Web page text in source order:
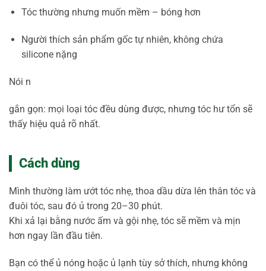
Tóc thường nhưng muốn mềm – bóng hơn
Người thích sản phẩm gốc tự nhiên, không chứa
silicone nặng
Nói n
gắn gọn: mọi loại tóc đều dùng được, nhưng tóc hư tổn sẽ
thấy hiệu quả rõ nhất.
Cách dùng
Mình thường làm ướt tóc nhẹ, thoa dầu dừa lên thân tóc và
đuôi tóc, sau đó ủ trong 20–30 phút.
Khi xả lại bằng nước ấm và gội nhẹ, tóc sẽ mềm và mịn
hơn ngay lần đầu tiên.
Bạn có thể ủ nóng hoặc ủ lạnh tùy sở thích, nhưng không